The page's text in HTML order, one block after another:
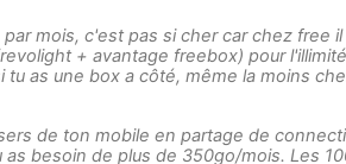
mois, c'est pas si cher car chez free
+ avantage freebox) pour
as une box a côté, même la moins
de ton mobile en partage de
besoin de plus de 350go/mois. Les